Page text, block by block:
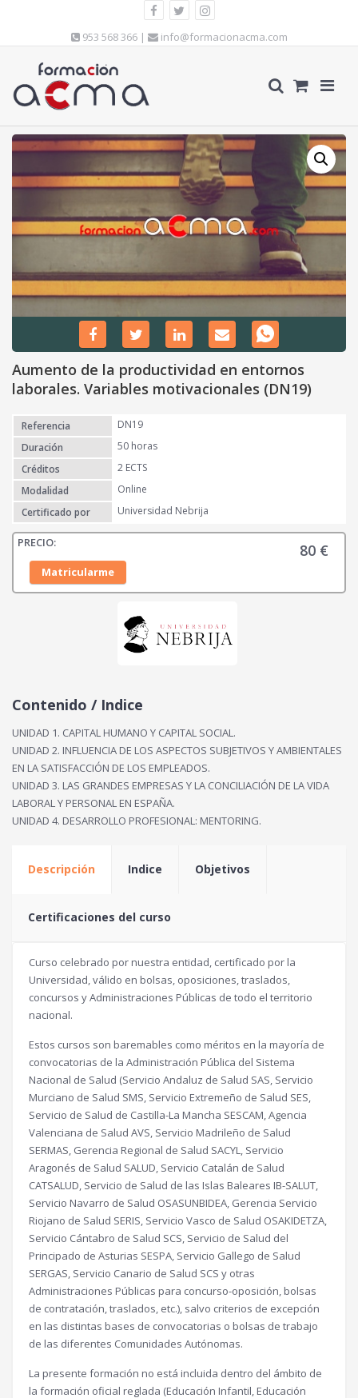
953 568 366 | info@formacionacma.com
Aumento de la productividad en entornos
laborales. Variables motivacionales (DN19)
Referencia
DN19
Duración
50 horas
Créditos
2 ECTS
Modalidad
Online
Certificado por
Universidad Nebrija
80 €
Matricularme
Contenido / Indice
UNIDAD 1. CAPITAL HUMANO Y CAPITAL SOCIAL.
UNIDAD 2. INFLUENCIA DE LOS ASPECTOS SUBJETIVOS Y AMBIENTALES
EN LA SATISFACCIÓN DE LOS EMPLEADOS.
UNIDAD 3. LAS GRANDES EMPRESAS Y LA CONCILIACIÓN DE LA VIDA
LABORAL Y PERSONAL EN ESPAÑA.
UNIDAD 4. DESARROLLO PROFESIONAL: MENTORING.
Descripción Indice Objetivos
Certificaciones del curso
Curso celebrado por nuestra entidad, certificado por la
Universidad, válido en bolsas, oposiciones, traslados,
concursos y Administraciones Públicas de todo el territorio
nacional.
Estos cursos son baremables como méritos en la mayoría de
convocatorias de la Administración Pública del Sistema
Nacional de Salud (Servicio Andaluz de Salud SAS, Servicio
Murciano de Salud SMS, Servicio Extremeño de Salud SES,
Servicio de Salud de Castilla-La Mancha SESCAM, Agencia
Valenciana de Salud AVS, Servicio Madrileño de Salud
SERMAS, Gerencia Regional de Salud SACYL, Servicio
Aragonés de Salud SALUD, Servicio Catalán de Salud
CATSALUD, Servicio de Salud de las Islas Baleares IB-SALUT,
Servicio Navarro de Salud OSASUNBIDEA, Gerencia Servicio
Riojano de Salud SERIS, Servicio Vasco de Salud OSAKIDETZA,
Servicio Cántabro de Salud SCS, Servicio de Salud del
Principado de Asturias SESPA, Servicio Gallego de Salud
SERGAS, Servicio Canario de Salud SCS y otras
Administraciones Públicas para concurso-oposición, bolsas
de contratación, traslados, etc.), salvo criterios de excepción
en las distintas bases de convocatorias o bolsas de trabajo
de las diferentes Comunidades Autónomas.
La presente formación no está incluida dentro del ámbito de
la formación oficial reglada (Educación Infantil, Educación